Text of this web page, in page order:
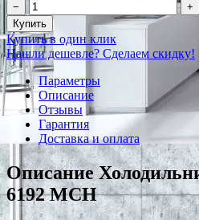
−
+
Купить
Купить в один клик
Нашли дешевле? Сделаем скидку!
Параметры
Описание
Отзывы
Гарантия
Доставка и оплата
Описание
6192 MCH